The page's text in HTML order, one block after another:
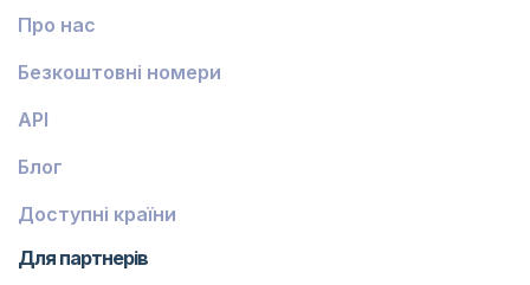
Ісландія
Гвінея-Бісау
Ґваделупа
Французька Ґвіана
Про нас
Безкоштовні номери
API
Блог
Доступні країни
Для партнерів